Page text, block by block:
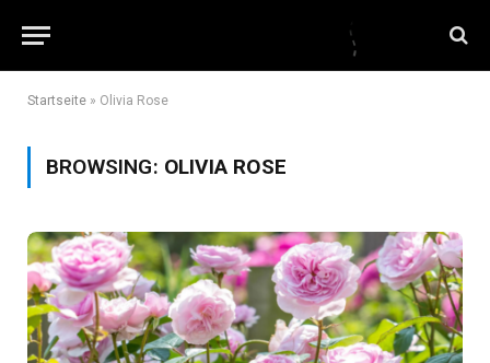
Startseite » Olivia Rose
BROWSING: OLIVIA ROSE